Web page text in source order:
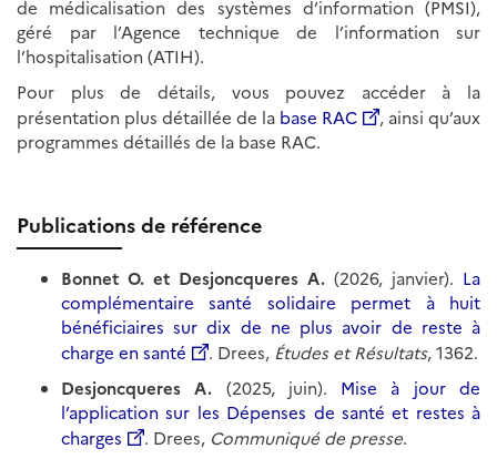
de médicalisation des systèmes d’information (PMSI),
géré par l’Agence technique de l’information sur
l’hospitalisation (ATIH).
Pour plus de détails, vous pouvez accéder à la
présentation plus détaillée de la base RAC
, ainsi qu’aux
programmes détaillés de la base RAC.
Publications de référence
Bonnet O. et Desjoncqueres A. (2026, janvier). La
complémentaire santé solidaire permet à huit
bénéficiaires sur dix de ne plus avoir de reste à
charge en santé
. Drees, Études et Résultats, 1362.
Desjoncqueres A. (2025, juin). Mise à jour de
l’application sur les Dépenses de santé et restes à
charges
. Drees, Communiqué de presse.